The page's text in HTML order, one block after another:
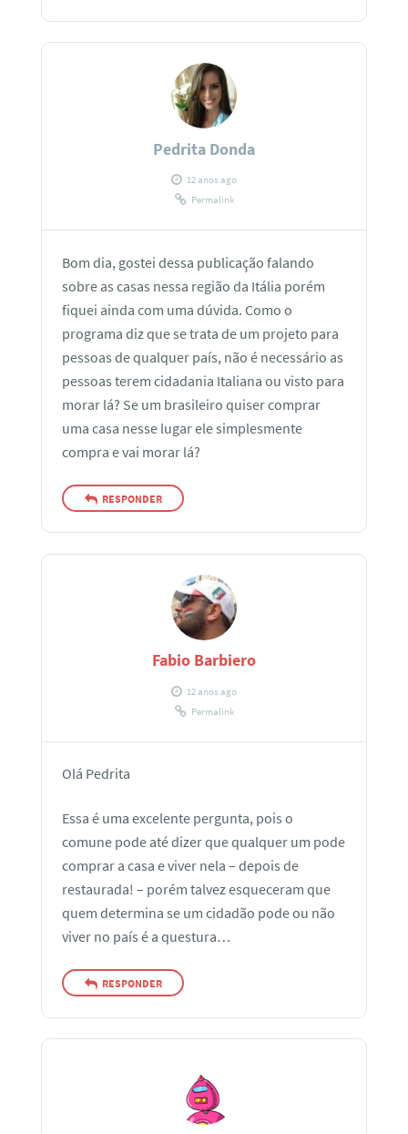
Pedrita Donda
12 anos ago
Permalink
Bom dia, gostei dessa publicação falando
sobre as casas nessa região da Itália porém
fiquei ainda com uma dúvida. Como o
programa diz que se trata de um projeto para
pessoas de qualquer país, não é necessário as
pessoas terem cidadania Italiana ou visto para
morar lá? Se um brasileiro quiser comprar
uma casa nesse lugar ele simplesmente
compra e vai morar lá?
RESPONDER
Fabio Barbiero
12 anos ago
Permalink
Olá Pedrita
Essa é uma excelente pergunta, pois o
comune pode até dizer que qualquer um pode
comprar a casa e viver nela – depois de
restaurada! – porém talvez esqueceram que
quem determina se um cidadão pode ou não
viver no país é a questura…
RESPONDER